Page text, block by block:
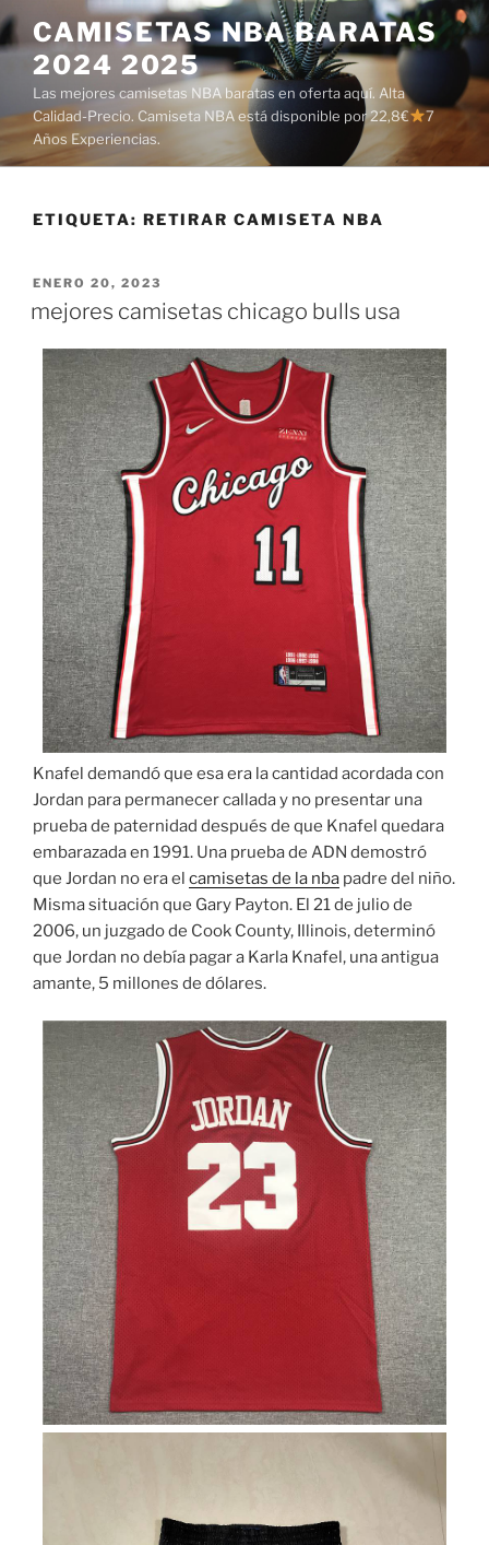
Saltar
al
contenido
CAMISETAS NBA BARATAS
2024 2025
Las mejores camisetas NBA baratas en oferta aquí. Alta
Calidad-Precio. Camiseta NBA está disponible por 22,8€
7
Años Experiencias.
ETIQUETA: RETIRAR CAMISETA NBA
PUBLICADO
ENERO 20, 2023
mejores camisetas chicago bulls usa
Knafel demandó que esa era la cantidad acordada con
Jordan para permanecer callada y no presentar una
prueba de paternidad después de que Knafel quedara
embarazada en 1991. Una prueba de ADN demostró
que Jordan no era el camisetas de la nba padre del niño.
Misma situación que Gary Payton. El 21 de julio de
2006, un juzgado de Cook County, Illinois, determinó
que Jordan no debía pagar a Karla Knafel, una antigua
amante, 5 millones de dólares.